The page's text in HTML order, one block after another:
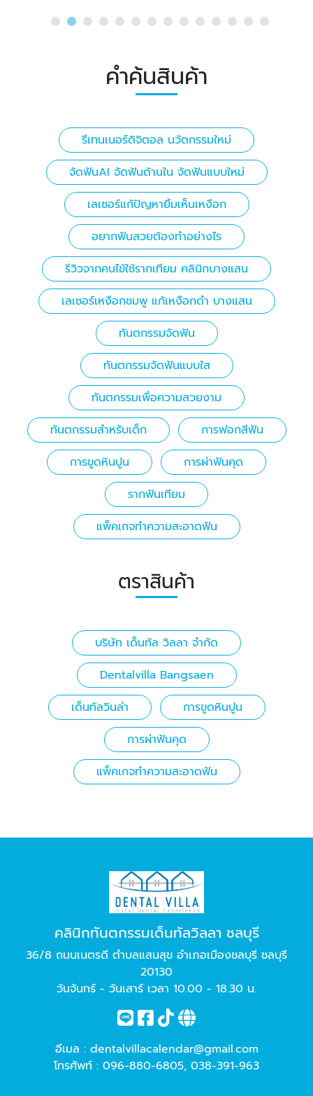
คำค้นสินค้า
รีเทนเนอร์ดิจิตอล นวัตกรรมใหม่
จัดฟันAI จัดฟันด้านใน จัดฟันแบบใหม่
เลเซอร์แก้ปัญหายิ้มเห็นเหงือก
อยากฟันสวยต้องทำอย่างไร
รีวิวจากคนไข้ใช้รากเทียม คลินิกบางแสน
เลเซอร์เหงือกชมพู แก้เหงือกดำ บางแสน
ทันตกรรมจัดฟัน
ทันตกรรมจัดฟันแบบใส
ทันตกรรมเพื่อความสวยงาม
ทันตกรรมสำหรับเด็ก
การฟอกสีฟัน
การขูดหินปูน
การผ่าฟันคุด
รากฟันเทียม
แพ็คเกจทำความสะอาดฟัน
ตราสินค้า
บริษัท เด็นทัล วิลลา จำกัด
Dentalvilla Bangsaen
เด็นทัลวินล่า
การขูดหินปูน
การผ่าฟันคุด
แพ็คเกจทำความสะอาดฟัน
คลินิกทันตกรรมเด็นทัลวิลลา ชลบุรี
36/8 ถนนเนตรดี ตำบลแสนสุข อำเภอเมืองชลบุรี ชลบุรี
20130
วันจันทร์ - วันเสาร์ เวลา 10.00 - 18.30 น.
อีเมล : dentalvillacalendar@gmail.com
โทรศัพท์ : 096-880-6805, 038-391-963